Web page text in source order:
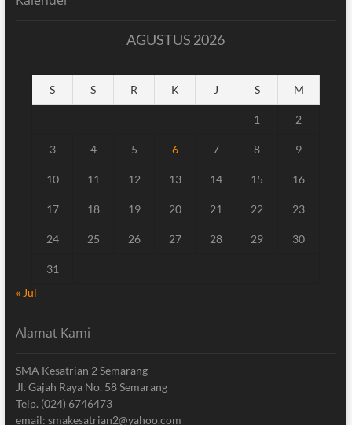
AGUSTUS 2026
S S R K J S M
1 2
3 4 5 6 7 8 9
10 11 12 13 14 15 16
17 18 19 20 21 22 23
24 25 26 27 28 29 30
31
« Jul
Alamat Kami
SMA Kesatrian 2 Semarang
Jl. Gajah Raya No. 58 Semarang
Telp. (024) 6746473
email: smakesatrian2@yahoo.com